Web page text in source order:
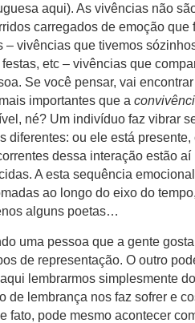
aqui). As vivências não
carregados de emoção que
– vivências que tivemos
etc – vivências que
Se você pensar, vai
importantes que a
né? Um indivíduo faz vibrar
diferentes: ou ele está
dessa interação estão aí
A esta sequência
ao longo do eixo do
alguns poetas…
uma pessoa que a gente
de representação. O outro
lembrarmos simplesmente
de lembrança nos faz sofrer e
fato, pode mesmo acontecer